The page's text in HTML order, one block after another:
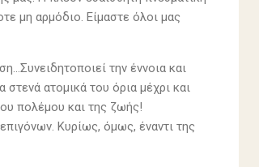
μη αρμόδιο. Είμαστε όλοι μας
την έννοια και
στενά ατομικά του όρια μέχρι και
πολέμου και της ζωής!
Κυρίως, όμως, έναντι της